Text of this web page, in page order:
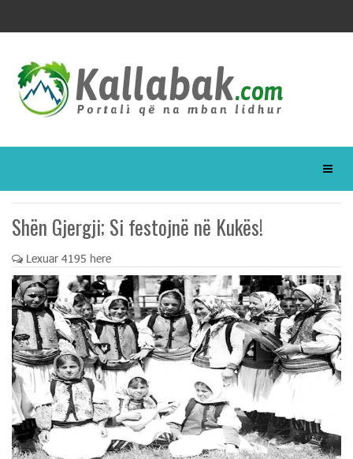
Shën Gjergji; Si festojnë në Kukës!
Lexuar 4195 here